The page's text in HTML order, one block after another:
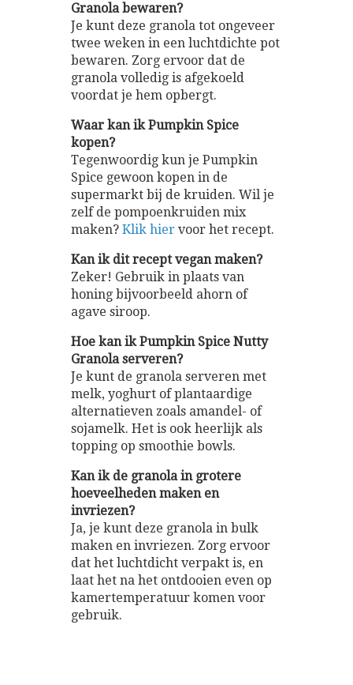
Granola bewaren?
Je kunt deze granola tot ongeveer
twee weken in een luchtdichte pot
bewaren. Zorg ervoor dat de
granola volledig is afgekoeld
voordat je hem opbergt.
Waar kan ik Pumpkin Spice
kopen?
Tegenwoordig kun je Pumpkin
Spice gewoon kopen in de
supermarkt bij de kruiden. Wil je
zelf de pompoenkruiden mix
maken? Klik hier voor het recept.
Kan ik dit recept vegan maken?
Zeker! Gebruik in plaats van
honing bijvoorbeeld ahorn of
agave siroop.
Hoe kan ik Pumpkin Spice Nutty
Granola serveren?
Je kunt de granola serveren met
melk, yoghurt of plantaardige
alternatieven zoals amandel- of
sojamelk. Het is ook heerlijk als
topping op smoothie bowls.
Kan ik de granola in grotere
hoeveelheden maken en
invriezen?
Ja, je kunt deze granola in bulk
maken en invriezen. Zorg ervoor
dat het luchtdicht verpakt is, en
laat het na het ontdooien even op
kamertemperatuur komen voor
gebruik.